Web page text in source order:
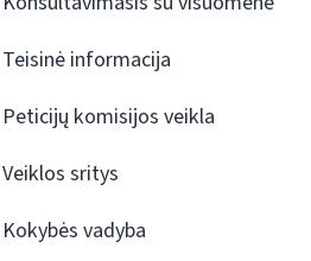
Teisinė informacija
Peticijų komisijos veikla
Veiklos sritys
Kokybės vadyba